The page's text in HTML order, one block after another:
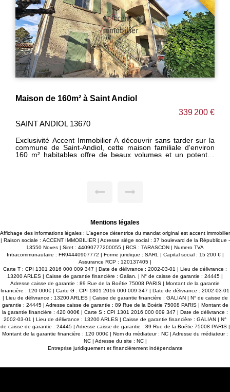
Andiol
À découvrir sans tarder sur la
maison familiale d'environ
volumes et un potentiel
de revenus locatifs. À
et bien entretenu, ne
: un simple rafraîchissement
goût et révéler tout son
extérieur agréable et facile
Ce bien offre
de nombreuses possibilités
: résidence principale
ou investissement. Située
proche des commodités et
représente une belle
sur le secteur. À visiter sans tarder !
Maison individuelle 2 ch et
EXCLUSIVITE Charmante
salon séjour d'environ 30m2,
équipée ouverte sur séjour
les charges ! les plus :
KGCO2/M2/AN
Mentions légales
Affichage des informations légales : L'agence détentrice du mandat original est accent immobilier
| Raison sociale : ACCENT IMMOBILIER | Adresse siège social : 37 boulevard de la République -
13550 Noves | Siret : 44090777200055 | RCS : TARASCON | Numero TVA
Intracommunautaire : FR94440907772 | Forme juridique : SARL | Capital social : 15 200 € |
Assurance RCP : 120137405 |
Carte T : CPI 1301 2016 000 009 347 | Date de délivrance : 2002-03-01 | Lieu de délivrance :
13200 ARLES | Caisse de garantie financière : Galian. | N° de caisse de garantie : 24445 |
Adresse caisse de garantie : 89 Rue de la Boétie 75008 PARIS | Montant de la garantie
financière : 120 000€ | Carte G : CPI 1301 2016 000 009 347 | Date de délivrance : 2002-03-01
| Lieu de délivrance : 13200 ARLES | Caisse de garantie financière : GALIAN | N° de caisse de
garantie : 24445 | Adresse caisse de garantie : 89 Rue de la Boétie 75008 PARIS | Montant de
la garantie financière : 420 000€ | Carte S : CPI 1301 2016 000 009 347 | Date de délivrance :
2002-03-01 | Lieu de délivrance : 13200 ARLES | Caisse de garantie financière : GALIAN | N°
de caisse de garantie : 24445 | Adresse caisse de garantie : 89 Rue de la Boétie 75008 PARIS |
Montant de la garantie financière : 120 000€ | Nom du médiateur : NC | Adresse du médiateur :
NC | Adresse du site : NC |
Entreprise juridiquement et financièrement indépendante